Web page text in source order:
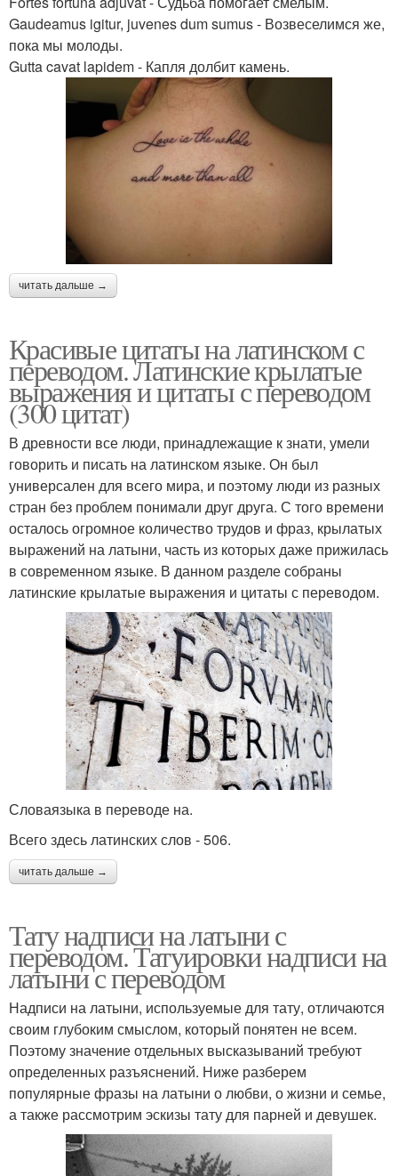
Gaudeamus igitur, juvenes dum sumus - Возвеселимся же,
пока мы молоды.
Gutta cavat lapidem - Капля долбит камень.
читать дальше →
Красивые цитаты на латинском с
переводом. Латинские крылатые
выражения и цитаты с переводом
(300 цитат)
В древности все люди, принадлежащие к знати, умели
говорить и писать на латинском языке. Он был
универсален для всего мира, и поэтому люди из разных
стран без проблем понимали друг друга. С того времени
осталось огромное количество трудов и фраз, крылатых
выражений на латыни, часть из которых даже прижилась
в современном языке. В данном разделе собраны
латинские крылатые выражения и цитаты с переводом.
Словаязыка в переводе на.
Всего здесь латинских слов - 506.
читать дальше →
Тату надписи на латыни с
переводом. Татуировки надписи на
латыни с переводом
Надписи на латыни, используемые для тату, отличаются
своим глубоким смыслом, который понятен не всем.
Поэтому значение отдельных высказываний требуют
определенных разъяснений. Ниже разберем
популярные фразы на латыни о любви, о жизни и семье,
а также рассмотрим эскизы тату для парней и девушек.